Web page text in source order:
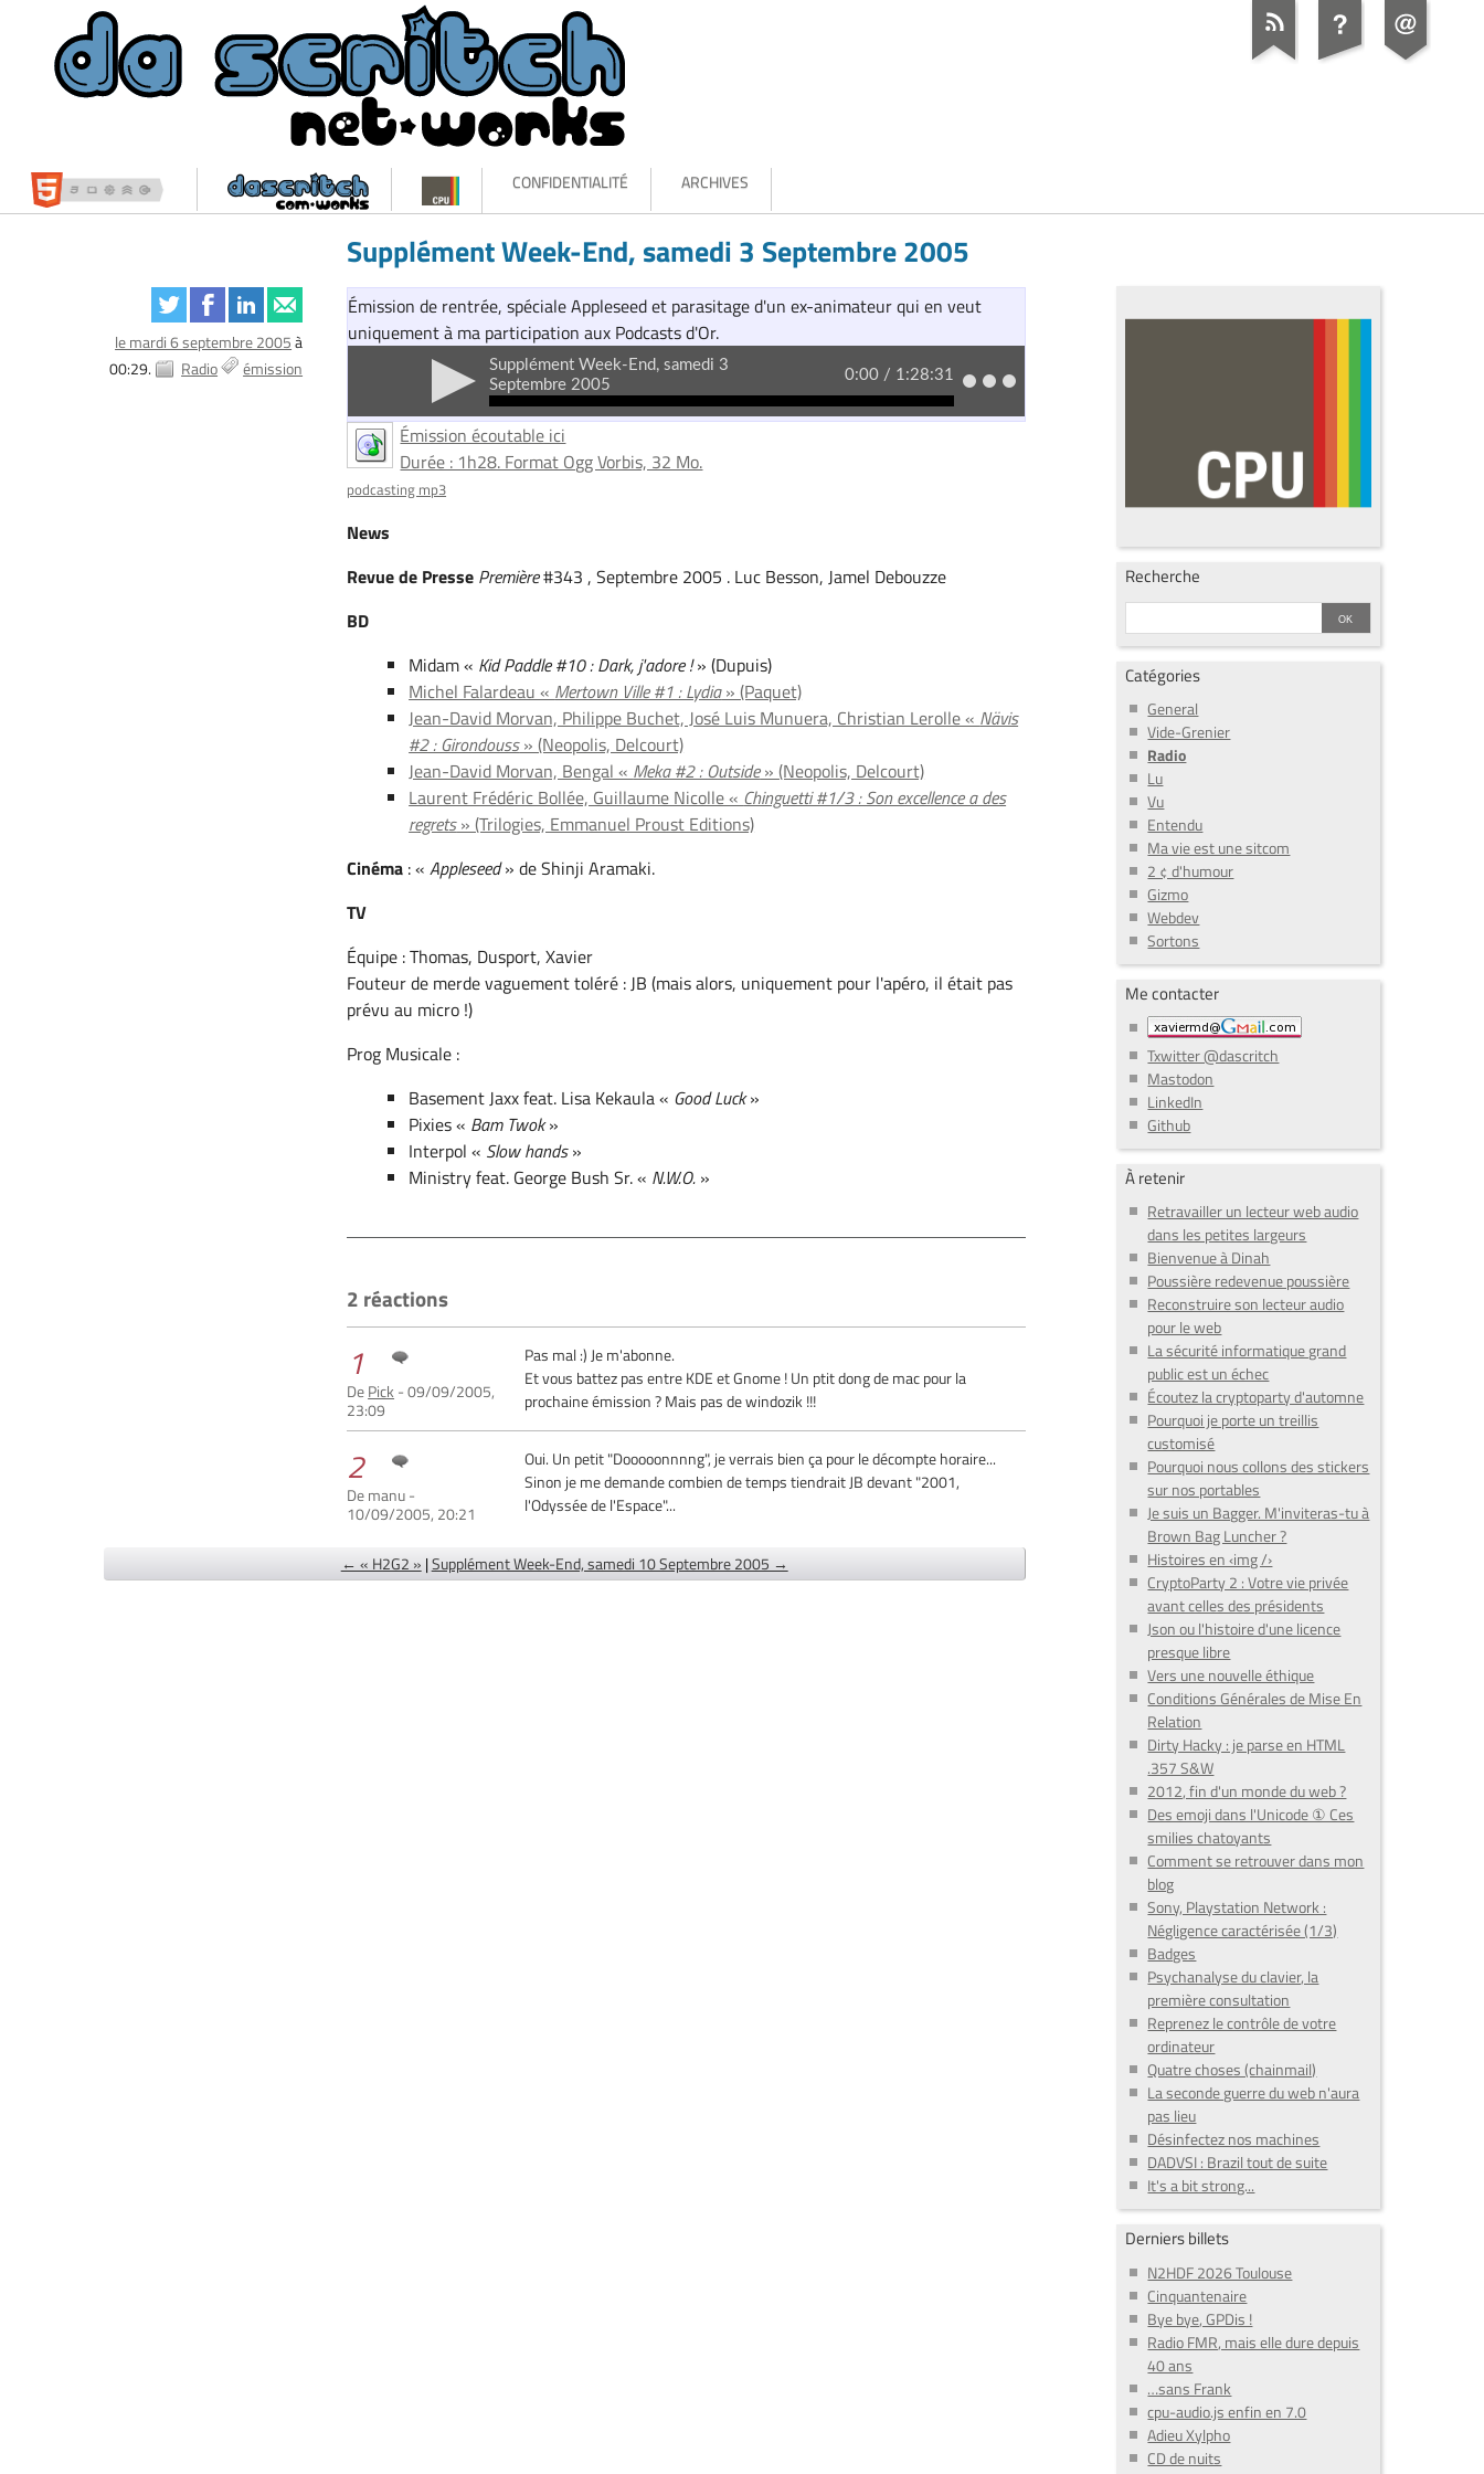
CONFIDENTIALITÉ ARCHIVES
Supplément Week-End, samedi 3 Septembre 2005
le mardi 6 septembre 2005à
00:29.
Radio émission
Émission de rentrée, spéciale Appleseed et parasitage d'un ex-animateur qui en veut
uniquement à ma participation aux Podcasts d'Or.
Émission écoutable ici
Durée : 1h28. Format Ogg Vorbis, 32 Mo.
podcasting mp3
News
Revue de Presse Première#343 , Septembre 2005 . Luc Besson, Jamel Debouzze
BD
Midam « Kid Paddle #10 : Dark, j'adore !» (Dupuis)
Michel Falardeau « Mertown Ville #1 : Lydia» (Paquet)
Jean-David Morvan, Philippe Buchet, José Luis Munuera, Christian Lerolle « Nävis
#2 : Girondouss» (Neopolis, Delcourt)
Jean-David Morvan, Bengal « Meka #2 : Outside» (Neopolis, Delcourt)
Laurent Frédéric Bollée, Guillaume Nicolle « Chinguetti #1/3 : Son excellence a des
regrets» (Trilogies, Emmanuel Proust Editions)
Cinéma : «Appleseed» de Shinji Aramaki.
TV
Équipe : Thomas, Dusport, Xavier
Fouteur de merde vaguement toléré : JB (mais alors, uniquement pour l'apéro, il était pas
prévu au micro !)
Prog Musicale :
Basement Jaxx feat. Lisa Kekaula « Good Luck»
Pixies « Bam Twok»
Interpol « Slow hands»
Ministry feat. George Bush Sr. « N.W.O. »
2 réactions
1
DePick - 09/09/2005,
23:09
Pas mal :) Je m'abonne.
Et vous battez pas entre KDE et Gnome ! Un ptit dong de mac pour la
prochaine émission ? Mais pas de windozik !!!
2
De manu -
10/09/2005, 20:21
Oui. Un petit "Dooooonnnng", je verrais bien ça pour le décompte horaire...
Sinon je me demande combien de temps tiendrait JB devant "2001,
l'Odyssée de l'Espace"...
← « H2G2 » |Supplément Week-End, samedi 10 Septembre 2005 →
Recherche
Catégories
General
Vide-Grenier
Radio
Lu
Vu
Entendu
Ma vie est une sitcom
2 ¢ d'humour
Gizmo
Webdev
Sortons
Me contacter
Txwitter @dascritch
Mastodon
LinkedIn
Github
À retenir
Retravailler un lecteur web audio
dans les petites largeurs
Bienvenue à Dinah
Poussière redevenue poussière
Reconstruire son lecteur audio
pour le web
La sécurité informatique grand
public est un échec
Écoutez la cryptoparty d'automne
Pourquoi je porte un treillis
customisé
Pourquoi nous collons des stickers
sur nos portables
Je suis un Bagger. M'inviteras-tu à
Brown Bag Luncher ?
Histoires en ‹img /›
CryptoParty 2 : Votre vie privée
avant celles des présidents
Json ou l'histoire d'une licence
presque libre
Vers une nouvelle éthique
Conditions Générales de Mise En
Relation
Dirty Hacky : je parse en HTML
.357 S&W
2012, fin d'un monde du web ?
Des emoji dans l'Unicode ① Ces
smilies chatoyants
Comment se retrouver dans mon
blog
Sony, Playstation Network :
Négligence caractérisée (1/3)
Badges
Psychanalyse du clavier, la
première consultation
Reprenez le contrôle de votre
ordinateur
Quatre choses (chainmail)
La seconde guerre du web n'aura
pas lieu
Désinfectez nos machines
DADVSI : Brazil tout de suite
It's a bit strong...
Derniers billets
N2HDF 2026 Toulouse
Cinquantenaire
Bye bye, GPDis !
Radio FMR, mais elle dure depuis
40 ans
…sans Frank
cpu-audio.js enfin en 7.0
Adieu Xylpho
CD de nuits